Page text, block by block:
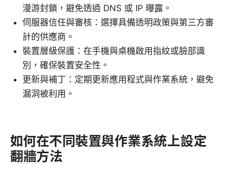
漫游封鎖，避免透過 DNS 或 IP 曝露。
伺服器信任與審核：選擇具備透明政策與第三方審
計的供應商。
裝置層級保護：在手機與桌機啟用指紋或臉部識
別，確保裝置安全性。
更新與補丁：定期更新應用程式與作業系統，避免
漏洞被利用。
如何在不同裝置與作業系統上設定
翻牆方法